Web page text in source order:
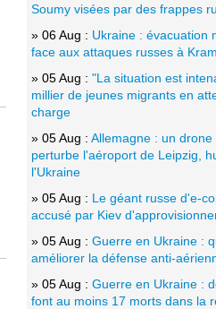
Soumy visées par des frappes
» 06 Aug : Ukraine : évacuation
face aux attaques russes à
» 05 Aug : "La situation est
millier de jeunes migrants en
charge
» 05 Aug : Allemagne : un drone
perturbe l'aéroport de Leipzig,
l'Ukraine
» 05 Aug : Le géant russe d'e-
accusé par Kiev
» 05 Aug : Guerre en Ukraine :
améliorer la défense anti-
» 05 Aug : Guerre en Ukraine :
font au moins 17 morts dans la